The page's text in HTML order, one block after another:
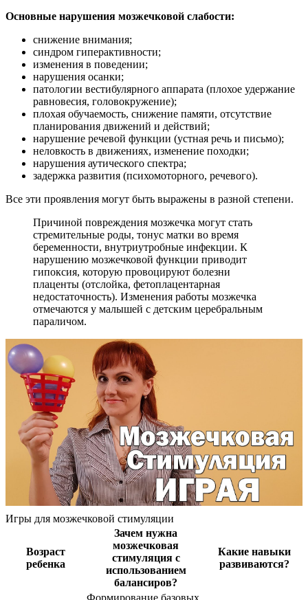
Основные нарушения мозжечковой слабости:
снижение внимания;
синдром гиперактивности;
изменения в поведении;
нарушения осанки;
патологии вестибулярного аппарата (плохое удержание
равновесия, головокружение);
плохая обучаемость, снижение памяти, отсутствие
планирования движений и действий;
нарушение речевой функции (устная речь и письмо);
неловкость в движениях, изменение походки;
нарушения аутического спектра;
задержка развития (психомоторного, речевого).
Все эти проявления могут быть выражены в разной степени.
Причиной повреждения мозжечка могут стать
стремительные роды, тонус матки во время
беременности, внутриутробные инфекции. К
нарушению мозжечковой функции приводит
гипоксия, которую провоцируют болезни
плаценты (отслойка, фетоплацентарная
недостаточность). Изменения работы мозжечка
отмечаются у малышей с детским церебральным
параличом.
Игры для мозжечковой стимуляции
Возраст
ребенка
Зачем нужна
мозжечковая
стимуляция с
использованием
балансиров?
Какие навыки
развиваются?